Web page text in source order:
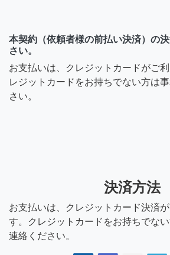
本契約（依頼者様の前払い決済）の
さい。
お支払いは、クレジットカードがご
レジットカードをお持ちでない方は
さい。
決済方法
お支払いは、クレジットカード決済
す。クレジットカードをお持ちでな
連絡ください。